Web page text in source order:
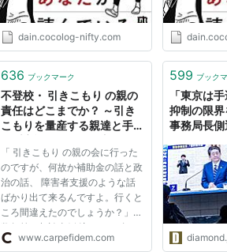
dain.cocolog-nifty.com
636 ブックマーク
不登校・ 引きこもり の親の
責任はどこまでか？ ～引き
こもりを量産する親達と手遅
「 引きこもり の親の会に行った
のですが、何故か補助金の話と政
治の話、 障害者支援のような話
ばかり出て来るんですよ。行くと
ころ間違えたのでしょうか？」
数年前の相談事例 注：2013年2
月上旬より、当コラム他複数のコ
www.carpefidem.com
599 ブック
「東京は
抑制の限
事務局長